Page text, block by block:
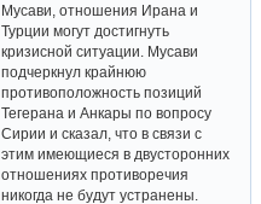
Мусави, отношения Ирана и
Турции могут достигнуть
кризисной ситуации. Мусави
подчеркнул крайнюю
противоположность позиций
Тегерана и Анкары по вопросу
Сирии и сказал, что в связи с
этим имеющиеся в двусторонних
отношениях противоречия
никогда не будут устранены.